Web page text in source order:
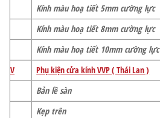
Kính màu hoạ tiết 5mm cường lực
Kính màu hoạ tiết 8mm cường lực
Kính màu hoạ tiết 10mm cường lực
V
Phụ kiện cửa kính VVP ( Thái Lan )
Bản lề sàn
Kẹp trên